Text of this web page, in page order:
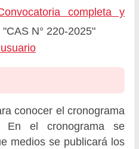
completa y
"CAS N° 220-2025"
conocer el cronograma
En el cronograma se
medios se publicará los